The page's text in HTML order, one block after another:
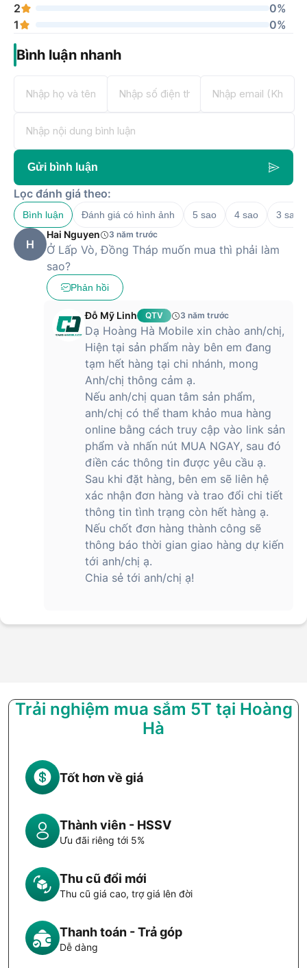
2
0%
1
0%
Bình luận nhanh
Gửi bình luận
Lọc đánh giá theo:
Bình luận Đánh giá có hình ảnh 5 sao 4 sao 3 sao
H
Hai Nguyen 3 năm trước
Ở Lấp Vò, Đồng Tháp muốn mua thì phải làm
sao?
Phản hồi
Đỗ Mỹ Linh QTV 3 năm trước
Dạ Hoàng Hà Mobile xin chào anh/chị,
Hiện tại sản phẩm này bên em đang
tạm hết hàng tại chi nhánh, mong
Anh/chị thông cảm ạ.
Nếu anh/chị quan tâm sản phẩm,
anh/chị có thể tham khảo mua hàng
online bằng cách truy cập vào link sản
phẩm và nhấn nút MUA NGAY, sau đó
điền các thông tin được yêu cầu ạ.
Sau khi đặt hàng, bên em sẽ liên hệ
xác nhận đơn hàng và trao đổi chi tiết
thông tin tình trạng còn hết hàng ạ.
Nếu chốt đơn hàng thành công sẽ
thông báo thời gian giao hàng dự kiến
tới anh/chị ạ.
Chia sẻ tới anh/chị ạ!
Trải nghiệm mua sắm 5T tại Hoàng
Hà
Tốt hơn về giá
Thành viên - HSSV
Ưu đãi riêng tới 5%
Thu cũ đổi mới
Thu cũ giá cao, trợ giá lên đời
Thanh toán - Trả góp
Dễ dàng